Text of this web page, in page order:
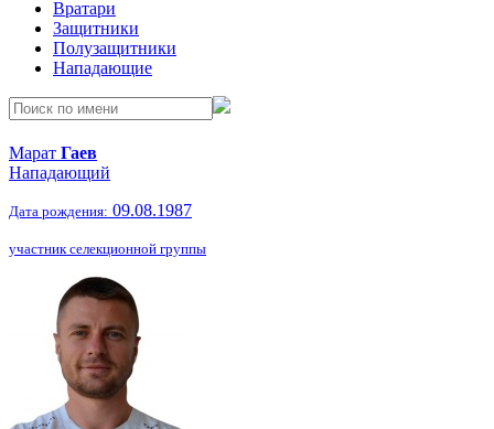
Вратари
Защитники
Полузащитники
Нападающие
Марат Гаев
Нападающий
Дата рождения: 09.08.1987
участник селекционной группы